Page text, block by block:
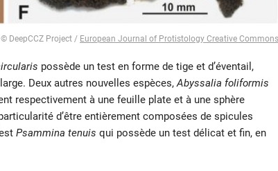
© DeepCCZ Project / European Journal of Protistology Creative Commons
possède un test en forme de tige et d’éventail,
Deux autres nouvelles espèces,Abyssalia foliformis
respectivement à une feuille plate et à une sphère
d’être entièrement composées de spicules
Psammina tenuis qui possède un test délicat et fin, en